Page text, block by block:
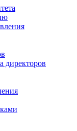
директоров